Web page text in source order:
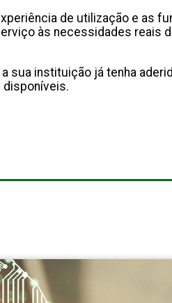
de utilização e as
às necessidades reais
a sua instituição já tenha